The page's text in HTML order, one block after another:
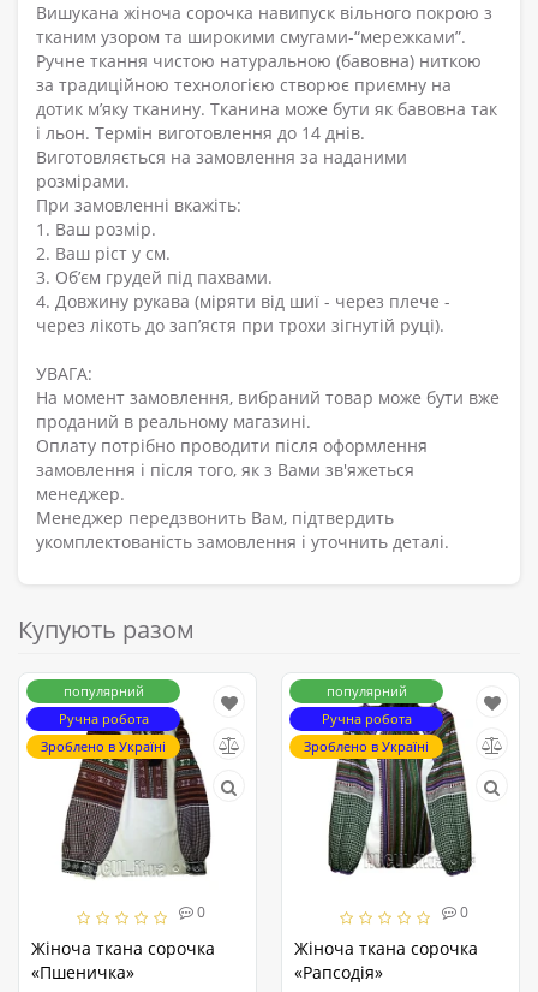
Вишукана жіноча сорочка навипуск вільного покрою з
тканим узором та широкими смугами-“мережками”.
Ручне ткання чистою натуральною (бавовна) ниткою
за традиційною технологією створює приємну на
дотик м’яку тканину. Тканина може бути як бавовна так
і льон. Термін виготовлення до 14 днів.
Виготовляється на замовлення за наданими
розмірами.
При замовленні вкажіть:
1. Ваш розмір.
2. Ваш ріст у см.
3. Об’єм грудей під пахвами.
4. Довжину рукава (міряти від шиї - через плече -
через лікоть до зап’ястя при трохи зігнутій руці).
УВАГА:
На момент замовлення, вибраний товар може бути вже
проданий в реальному магазині.
Оплату потрібно проводити після оформлення
замовлення і після того, як з Вами зв'яжеться
менеджер.
Менеджер передзвонить Вам, підтвердить
укомплектованість замовлення і уточнить деталі.
Купують разом
популярний
Ручна робота
Зроблено в Україні
0
Жіноча ткана сорочка
«Пшеничка»
популярний
Ручна робота
Зроблено в Україні
0
Жіноча ткана сорочка
«Рапсодія»